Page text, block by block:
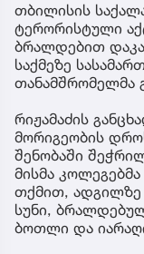
თბილისის
ტერორისტული
ბრალდებით
საქმეზე
თანამშრომელმა
რიჟამაძის
მორიგეობის
შენობაში
მისმა
თქმით, ადგილზე
სუნი,
ბოთლი და